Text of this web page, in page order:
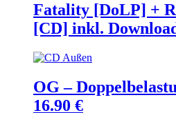
Fatality [DoLP] +
[CD] inkl.
OG –
16.90 €